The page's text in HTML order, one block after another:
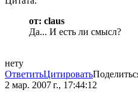
от: claus
Да... И есть ли смысл?
нету
ОтветитьЦитировать
2 мар. 2007 г., 17:44:12